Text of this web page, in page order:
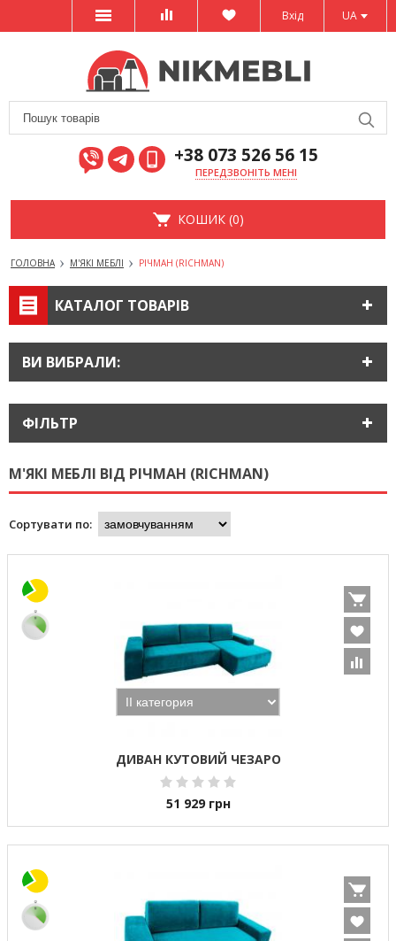
UA
Вхід
+38 073 526 56 15
ПЕРЕДЗВОНІТЬ МЕНІ
КОШИК (0)
ГОЛОВНА М'ЯКІ МЕБЛІ РІЧМАН (RICHMAN)
КАТАЛОГ ТОВАРІВ
ВИ ВИБРАЛИ:
ФІЛЬТР
М'ЯКІ МЕБЛІ ВІД РІЧМАН (RICHMAN)
Сортувати по:
ДИВАН КУТОВИЙ ЧЕЗАРО
51 929 грн